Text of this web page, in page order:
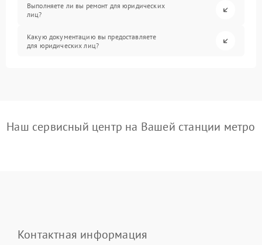
Выполняете ли вы ремонт для юридических
лиц?
Какую документацию вы предоставляете
для юридических лиц?
Наш сервисный центр на Вашей станции метро
Контактная информация